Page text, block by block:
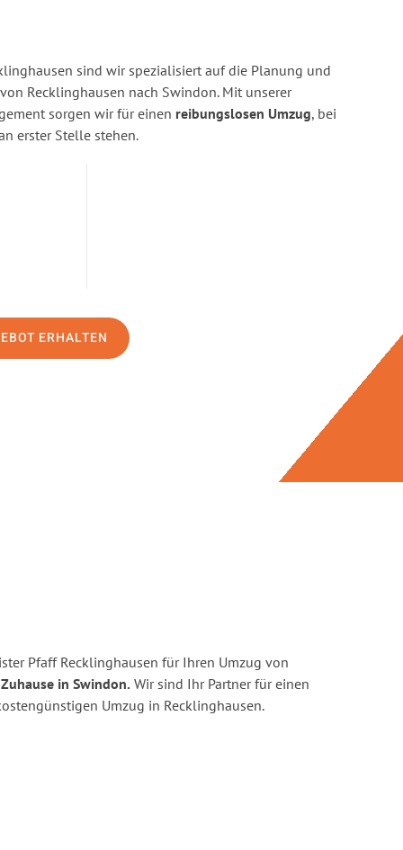
sind wir spezialisiert auf die Planung und
Recklinghausen nach Swindon. Mit unserer
sorgen wir für einen reibungslosen Umzug, bei
erster Stelle stehen.
ERHALTEN
Pfaff Recklinghausen für Ihren Umzug von
in Swindon. Wir sind Ihr Partner für einen
Umzug in Recklinghausen.